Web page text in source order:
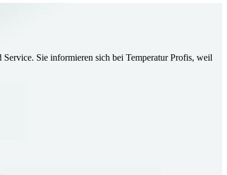
Sie informieren sich bei Temperatur Profis, weil